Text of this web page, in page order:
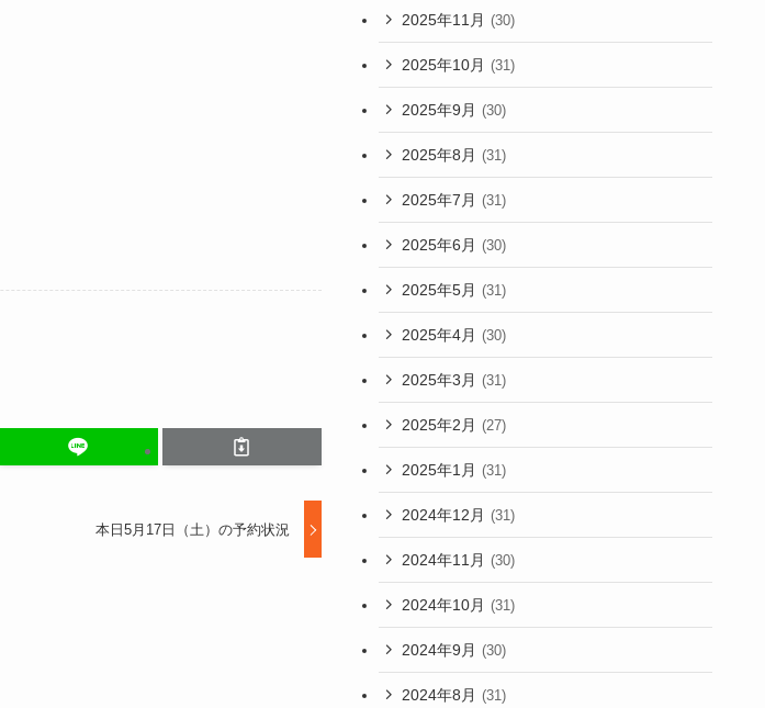
本日5月17日（土）の予約状況
2025年11月 (30)
2025年10月 (31)
2025年9月 (30)
2025年8月 (31)
2025年7月 (31)
2025年6月 (30)
2025年5月 (31)
2025年4月 (30)
2025年3月 (31)
2025年2月 (27)
2025年1月 (31)
2024年12月 (31)
2024年11月 (30)
2024年10月 (31)
2024年9月 (30)
2024年8月 (31)